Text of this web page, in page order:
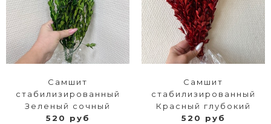
Самшит
стабилизированный
Зеленый сочный
520 руб
Самшит
стабилизированный
Красный глубокий
520 руб